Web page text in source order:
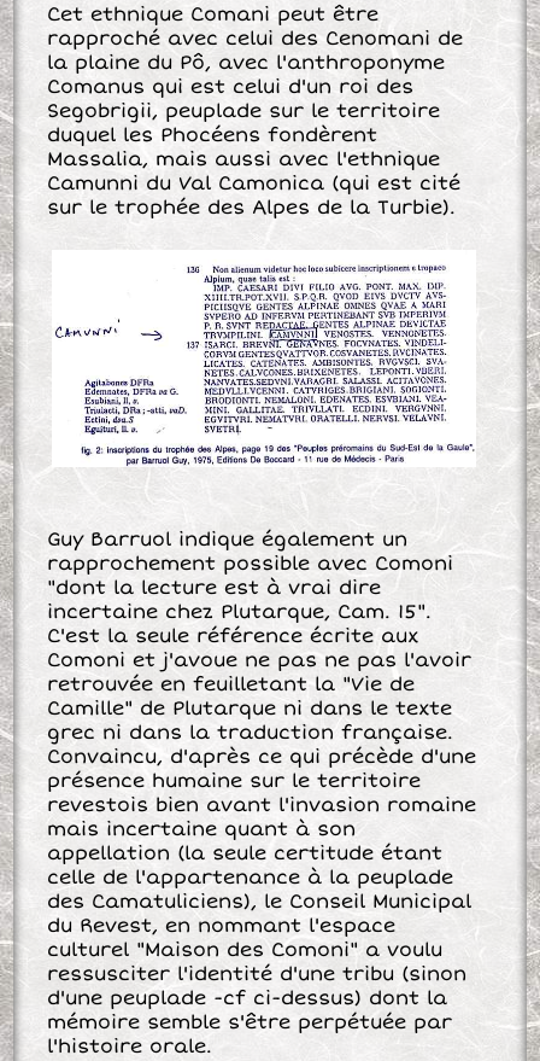
Cet ethnique Comani peut être
rapproché avec celui des Cenomani de
la plaine du Pô, avec l'anthroponyme
Comanus qui est celui d'un roi des
Segobrigii, peuplade sur le territoire
duquel les Phocéens fondèrent
Massalia, mais aussi avec l'ethnique
Camunni du Val Camonica (qui est cité
sur le trophée des Alpes de la Turbie).
Guy Barruol indique également un
rapprochement possible avec Comoni
"dont la lecture est à vrai dire
incertaine chez Plutarque, Cam. 15".
C'est la seule référence écrite aux
Comoni et j'avoue ne pas ne pas l'avoir
retrouvée en feuilletant la "Vie de
Camille" de Plutarque ni dans le texte
grec ni dans la traduction française.
Convaincu, d'après ce qui précède d'une
présence humaine sur le territoire
revestois bien avant l'invasion romaine
mais incertaine quant à son
appellation (la seule certitude étant
celle de l'appartenance à la peuplade
des Camatuliciens), le Conseil Municipal
du Revest, en nommant l'espace
culturel "Maison des Comoni" a voulu
ressusciter l'identité d'une tribu (sinon
d'une peuplade -cf ci-dessus) dont la
mémoire semble s'être perpétuée par
l'histoire orale.